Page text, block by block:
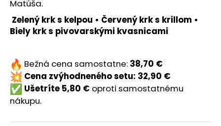
Matúša.
Zelený krk s kelpou • Červený krk s krillom •
Biely krk s pivovarskými kvasnicami
Bežná cena samostatne: 38,70 €
Cena zvýhodneného setu: 32,90 €
Ušetríte 5,80 € oproti samostatnému
nákupu.
p
o
r
ú
č
a